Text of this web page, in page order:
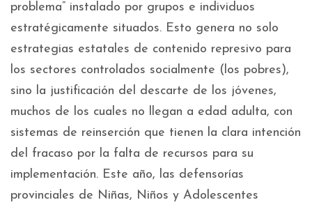
problema” instalado por grupos e individuos
estratégicamente situados. Esto genera no solo
estrategias estatales de contenido represivo para
los sectores controlados socialmente (los pobres),
sino la justificación del descarte de los jóvenes,
muchos de los cuales no llegan a edad adulta, con
sistemas de reinserción que tienen la clara intención
del fracaso por la falta de recursos para su
implementación. Este año, las defensorías
provinciales de Niñas, Niños y Adolescentes